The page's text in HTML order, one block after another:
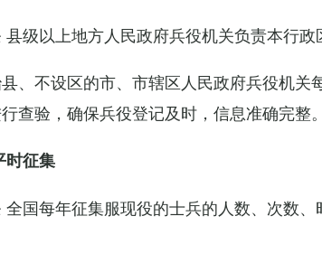
级以上地方人民政府兵役机关负责本行政
、不设区的市、市辖区人民政府兵役机
查验，确保兵役登记及时，信息准确完整。
时征集
全国每年征集服现役的士兵的人数、次数